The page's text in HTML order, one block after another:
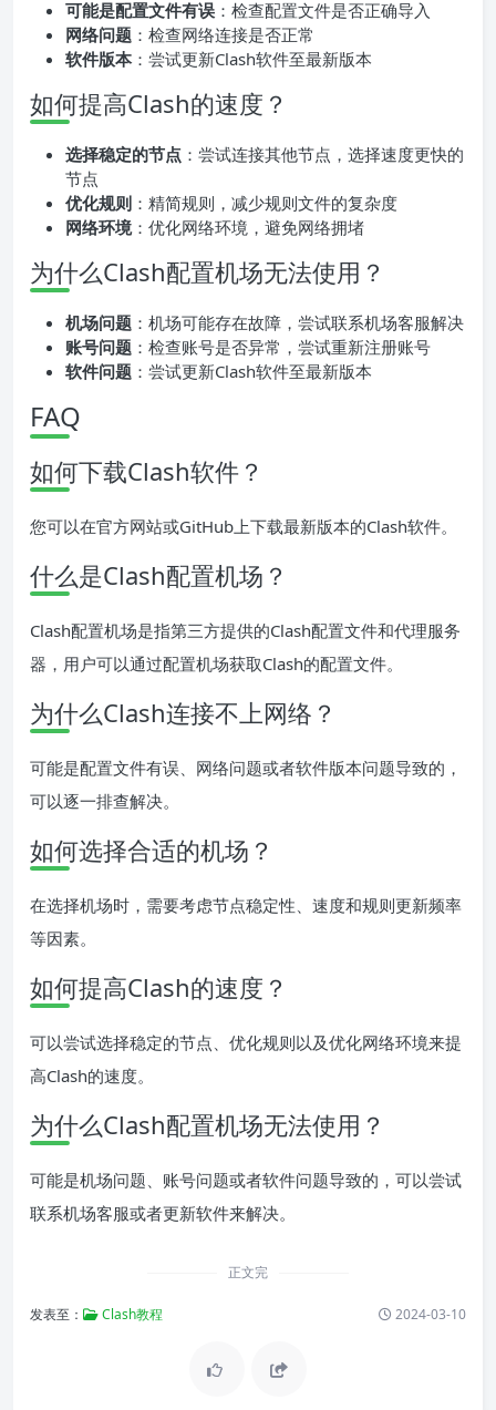
可能是配置文件有误 ：检查配置文件是否正确导入
网络问题 ：检查网络连接是否正常
软件版本：尝试更新Clash软件至最新版本
如何提高Clash的速度？
选择稳定的节点 ：尝试连接其他节点，选择速度更快的
节点
优化规则 ：精简规则，减少规则文件的复杂度
网络环境：优化网络环境，避免网络拥堵
为什么Clash配置机场无法使用？
机场问题 ：机场可能存在故障，尝试联系机场客服解决
账号问题 ：检查账号是否异常，尝试重新注册账号
软件问题 ：尝试更新Clash软件至最新版本
FAQ
如何下载Clash软件？
您可以在官方网站或GitHub上下载最新版本的Clash软件。
什么是Clash配置机场？
Clash配置机场是指第三方提供的Clash配置文件和代理服务
器，用户可以通过配置机场获取Clash的配置文件。
为什么Clash连接不上网络？
可能是配置文件有误、网络问题或者软件版本问题导致的，
可以逐一排查解决。
如何选择合适的机场？
在选择机场时，需要考虑节点稳定性、速度和规则更新频率
等因素。
如何提高Clash的速度？
可以尝试选择稳定的节点、优化规则以及优化网络环境来提
高Clash的速度。
为什么Clash配置机场无法使用？
可能是机场问题、账号问题或者软件问题导致的，可以尝试
联系机场客服或者更新软件来解决。
正文完
发表至： Clash教程 2024-03-10